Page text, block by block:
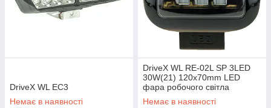
DriveX WL EC3
Немає в наявності
DriveX WL RE-02L SP 3LED
30W(21) 120x70mm LED
фара робочого світла
Немає в наявності